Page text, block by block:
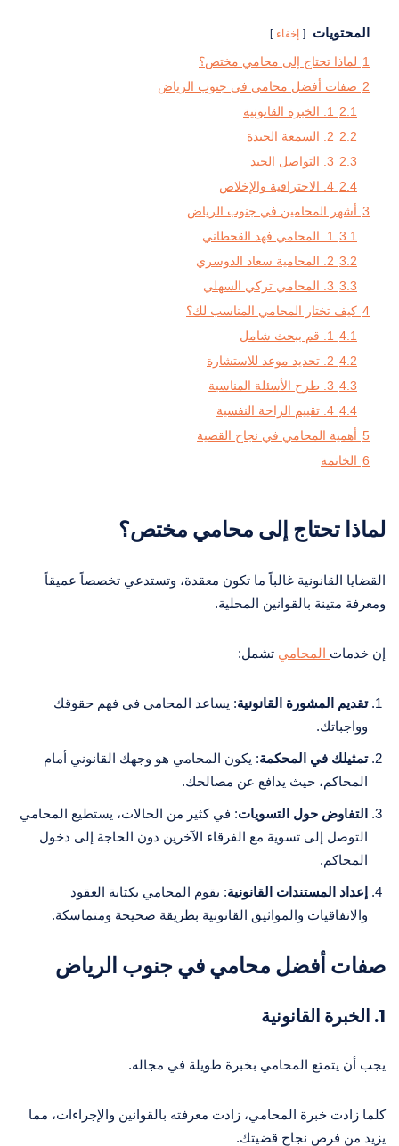
المحتويات إخفاء
1 لماذا تحتاج إلى محامي مختص؟
2 صفات أفضل محامي في جنوب الرياض
2.1 1. الخبرة القانونية
2.2 2. السمعة الجيدة
2.3 3. التواصل الجيد
2.4 4. الاحترافية والإخلاص
3
أشهر المحامين في جنوب الرياض
3.1 1. المحامي فهد القحطاني
3.2 2. المحامية سعاد الدوسري
3.3 3. المحامي تركي السهلي
4 كيف تختار المحامي المناسب لك؟
4.1 1. قم ببحث شامل
4.2 2. تحديد موعد للاستشارة
4.3 3. طرح الأسئلة المناسبة
4.4 4. تقييم الراحة النفسية
5
أهمية المحامي في نجاح القضية
6
الخاتمة
لماذا تحتاج إلى محامي مختص؟
القضايا القانونية غالباً ما تكون معقدة، وتستدعي تخصصاً عميقاً
ومعرفة متينة بالقوانين المحلية.
إن خدمات المحامي تشمل:
تقديم المشورة القانونية: يساعد المحامي في فهم حقوقك
وواجباتك.
تمثيلك في المحكمة: يكون المحامي هو وجهك القانوني أمام
المحاكم، حيث يدافع عن مصالحك.
التفاوض حول التسويات: في كثير من الحالات، يستطيع المحامي
التوصل إلى تسوية مع الفرقاء الآخرين دون الحاجة إلى دخول
المحاكم.
إعداد المستندات القانونية: يقوم المحامي بكتابة العقود
والاتفاقيات والمواثيق القانونية بطريقة صحيحة ومتماسكة.
صفات أفضل محامي في جنوب الرياض
1. الخبرة القانونية
يجب أن يتمتع المحامي بخبرة طويلة في مجاله.
كلما زادت خبرة المحامي، زادت معرفته بالقوانين والإجراءات، مما
يزيد من فرص نجاح قضيتك.